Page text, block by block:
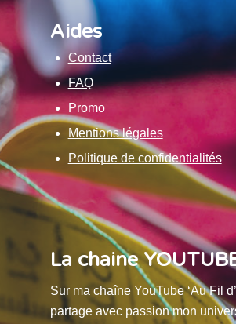
Aides
Contact
FAQ
Promo
Mentions légales
Politique de confidentialités
La chaine
Sur ma chaîne YouTube ‘Au Fil
partage avec passion mon